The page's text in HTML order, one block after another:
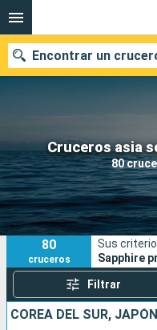
Cruceros asia
80
Encontrar un
Nuestros destinos
Fecha de salida
Puertos
80
cruceros
Sus
Sapphire
Filtrar
COREA DEL SUR, JAPÓN